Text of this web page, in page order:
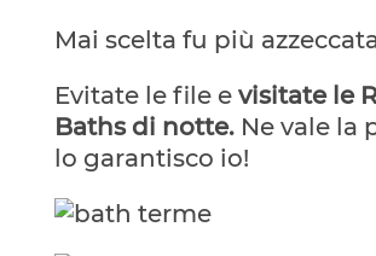
Mai scelta fu più
Evitate le file e visitate le
Baths di notte.Ne vale la
lo garantisco io!